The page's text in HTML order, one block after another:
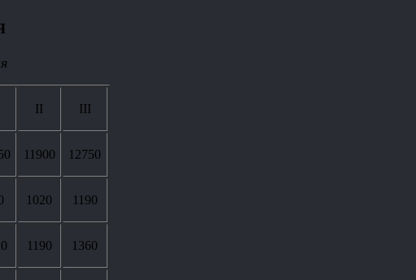
II III
11900 12750
1020 1190
1190 1360